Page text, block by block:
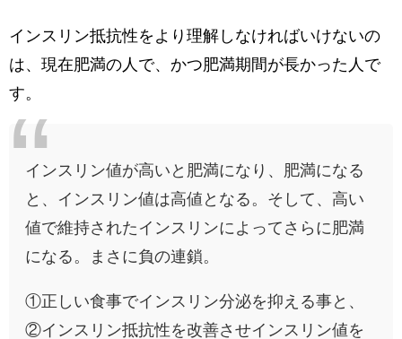
インスリン抵抗性をより理解しなければいけないの
は、現在肥満の人で、かつ肥満期間が長かった人で
す。
インスリン値が高いと肥満になり、肥満になる
と、インスリン値は高値となる。そして、高い
値で維持されたインスリンによってさらに肥満
になる。まさに負の連鎖。
①正しい食事でインスリン分泌を抑える事と、
②インスリン抵抗性を改善させインスリン値を